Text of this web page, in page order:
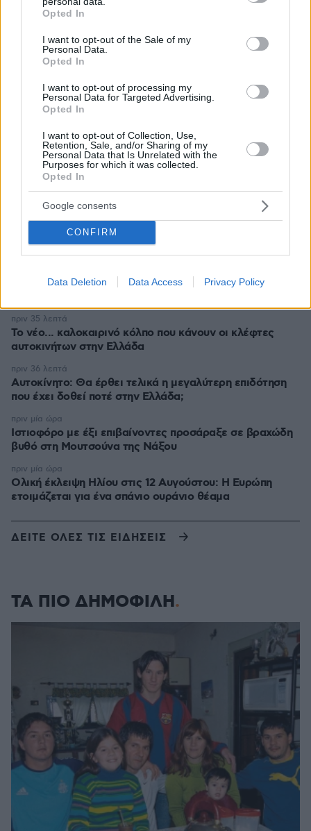
grant or deny consent to Google and its third-party tags to
use your data for below specified purposes in below Google
consent section.
Opted In
I want to opt-out of the Sale of my
Personal Data.
Opted In
I want to opt-out of processing my
Personal Data for Targeted Advertising.
Opted In
I want to opt-out of Collection, Use,
Retention, Sale, and/or Sharing of my
Personal Data that Is Unrelated with the
Purposes for which it was collected.
Opted In
Google consents
CONFIRM
Data Deletion Data Access Privacy Policy
Βασιλική κηδεία προβλέπεται για τον πρίγκιπα Άντριου
παρά την αποκαθήλωσή του, αντιδράσεις για το
«μυστικό σχέδιο»
πριν 4 λεπτά
Οι Έλληνες και η γραβιέρα: Πώς έγινε το δεύτερο πιο
δημοφιλές τυρί της χώρας
πριν 5 λεπτά
Οι γάτες του εξοχικού είναι ένα καλοκαιρινό ειδύλλιο
που το πάθος του δεν εξαντλείται ποτέ
πριν 5 λεπτά
Πάνω από 1.300 πτήσεις ακυρώθηκαν στη Σαγκάη λόγω
τυφώνα Dolphin - Μαζικές εκκενώσεις στην Κίνα
πριν 34 λεπτά
Linktour ALUMI: Το έξυπνο αυτοκίνητο της πόλης σε
πριν 35 λεπτά
πριν 35 λεπτά
Το νέο... καλοκαιρινό κόλπο που κάνουν οι κλέφτες
αυτοκινήτων στην Ελλάδα
πριν 35 λεπτά
Αυτοκίνητο: Θα έρθει τελικά η μεγαλύτερη επιδότηση
που έχει δοθεί ποτέ στην Ελλάδα;
πριν 36 λεπτά
Ιστιοφόρο με έξι επιβαίνοντες προσάραξε σε βραχώδη
βυθό στη Μουτσούνα της Νάξου
πριν μία ώρα
Ολική έκλειψη Ηλίου στις 12 Αυγούστου: Η Ευρώπη
ετοιμάζεται για ένα σπάνιο ουράνιο θέαμα
πριν μία ώρα
ΔΕΙΤΕ ΟΛΕΣ ΤΙΣ ΕΙΔΗΣΕΙΣ
ΤΑ ΠΙΟ ΔΗΜΟΦΙΛΗ